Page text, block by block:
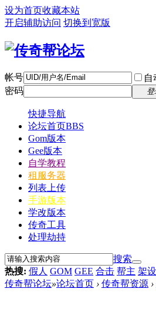
设为首页收藏本站
开启辅助访问 切换到宽版
帐号 自
密码
登
快捷导航
论坛首页BBS
Gom版本
Gee版本
自学教程
租服务器
列表上传
手游版本
学改版本
传奇工具
处理劫持
搜索
热搜: 假人 GOM GEE 合击 帮主 架设
传奇帮论坛»论坛首页 › 传奇帮资源 ›